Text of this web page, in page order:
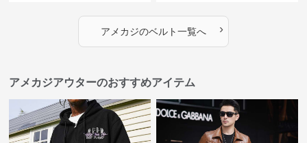
アメカジのベルト一覧へ ›
アメカジアウターのおすすめアイテム